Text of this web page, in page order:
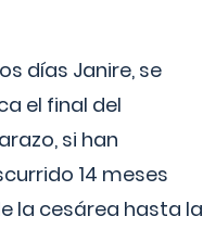
días Janire, se
el final del
si han
14 meses
la cesárea hasta la